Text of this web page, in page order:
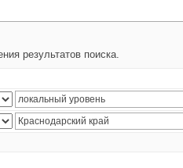
результатов поиска.